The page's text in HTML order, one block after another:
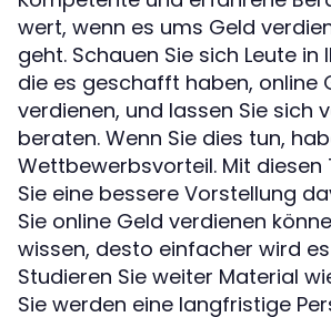
wert, wenn es ums Geld
geht. Schauen Sie sich Leute in
die es geschafft haben, online
verdienen, und lassen Sie sich
beraten. Wenn Sie dies tun,
Wettbewerbsvorteil. Mit diesen
Sie eine bessere Vorstellung
Sie online Geld verdienen
wissen, desto einfacher wird
Studieren Sie weiter Material
Sie werden eine langfristige